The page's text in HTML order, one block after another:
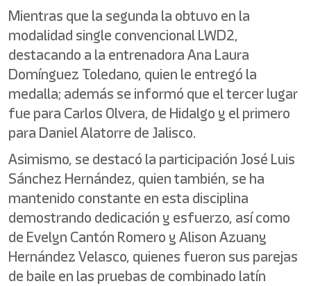
Mientras que la segunda la obtuvo en la
modalidad single convencional LWD2,
destacando a la entrenadora Ana Laura
Domínguez Toledano, quien le entregó la
medalla; además se informó que el tercer lugar
fue para Carlos Olvera, de Hidalgo y el primero
para Daniel Alatorre de Jalisco.
Asimismo, se destacó la participación José Luis
Sánchez Hernández, quien también, se ha
mantenido constante en esta disciplina
demostrando dedicación y esfuerzo, así como
de Evelyn Cantón Romero y Alison Azuany
Hernández Velasco, quienes fueron sus parejas
de baile en las pruebas de combinado latín